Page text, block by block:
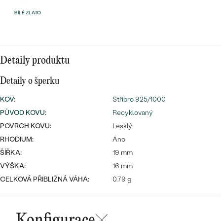
Wave kolekce
PROHLÉDNOUT
PODLE TVARU KAMENE
DIAMANTY
PROHLÉDNOUT
přívěsky
OBJEVIT
Nejprodávanější
prsteny
BÍLÉ ZLATO
Detaily produktu
Detaily o šperku
KOV:
Stříbro 925/1000
PŮVOD KOVU:
Recyklovaný
POVRCH KOVU:
Lesklý
RHODIUM:
Ano
ŠÍŘKA:
19 mm
VÝŠKA:
16 mm
CELKOVÁ PŘIBLIŽNÁ VÁHA:
0.79 g